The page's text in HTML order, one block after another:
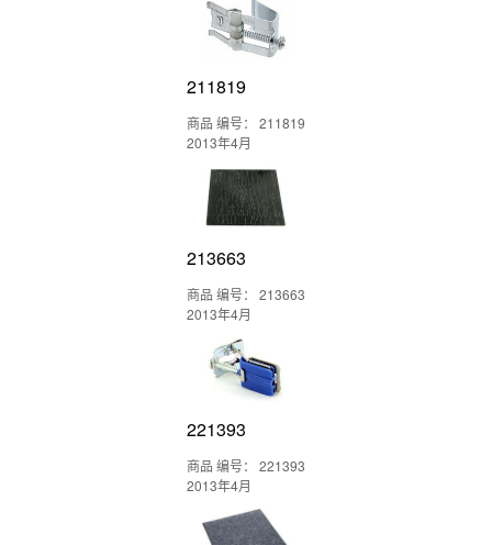
211819
商品 编号： 211819
2013年4月
213663
商品 编号： 213663
2013年4月
221393
商品 编号： 221393
2013年4月